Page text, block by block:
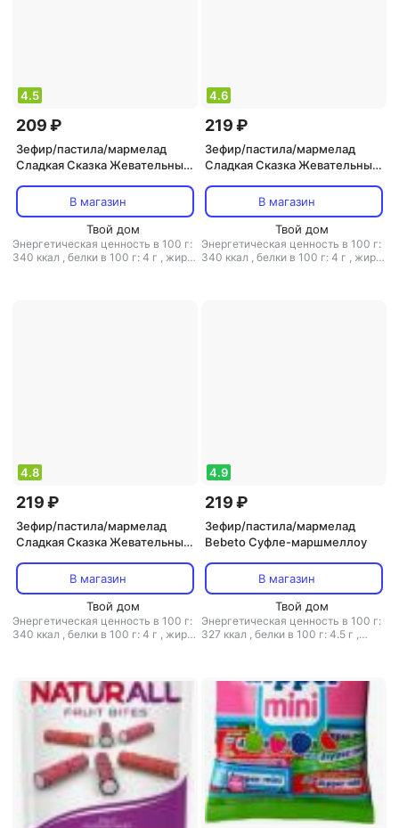
4.5
209 ₽
Зефир/пастила/мармелад
Сладкая Сказка Жевательный
В магазин
Твой дом
Энергетическая ценность в 100 г:
340 ккал , белки в 100 г: 4 г , жиры
4.6
219 ₽
Зефир/пастила/мармелад
Сладкая Сказка Жевательный
колечки 80 гВ магазин
Твой дом
Энергетическая ценность в 100 г:
340 ккал , белки в 100 г: 4 г , жиры
4.8
219 ₽
Зефир/пастила/мармелад
Сладкая Сказка Жевательный
В магазин
Твой дом
Энергетическая ценность в 100 г:
340 ккал , белки в 100 г: 4 г , жиры
4.9
219 ₽
Зефир/пастила/мармелад
Bebeto Суфле-маршмеллоу
В магазин
Твой дом
Энергетическая ценность в 100 г:
327 ккал , белки в 100 г: 4.5 г ,